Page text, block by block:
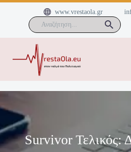

 www.vrestaola.gr
Survivor Τελικός: